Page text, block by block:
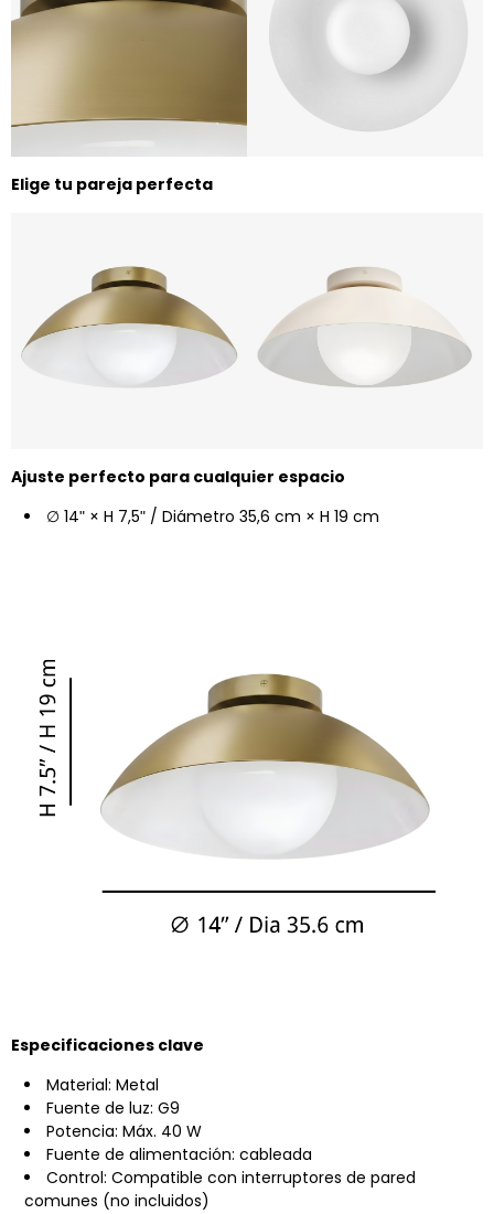
Elige tu pareja perfecta
Ajuste perfecto para cualquier espacio
∅ 14ʺ × H 7,5ʺ / Diámetro 35,6 cm × H 19 cm
Especificaciones clave
Material: Metal
Fuente de luz: G9
Potencia: Máx. 40 W
Fuente de alimentación: cableada
Control: Compatible con interruptores de pared
comunes (no incluidos)